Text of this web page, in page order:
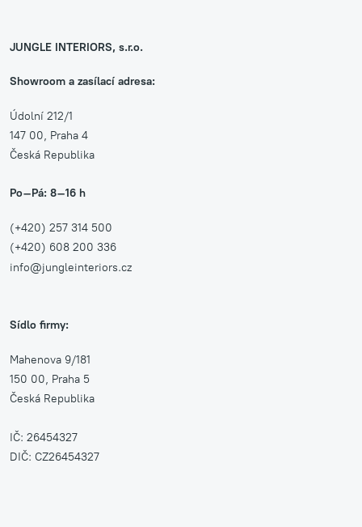
JUNGLE INTERIORS, s.r.o.
Showroom a zasílací adresa:
Údolní 212/1
147 00, Praha 4
Česká Republika
Po–Pá: 8–16 h
(+420) 257 314 500
(+420) 608 200 336
info@jungleinteriors.cz
Sídlo firmy:
Mahenova 9/181
150 00, Praha 5
Česká Republika
IČ: 26454327
DIČ: CZ26454327